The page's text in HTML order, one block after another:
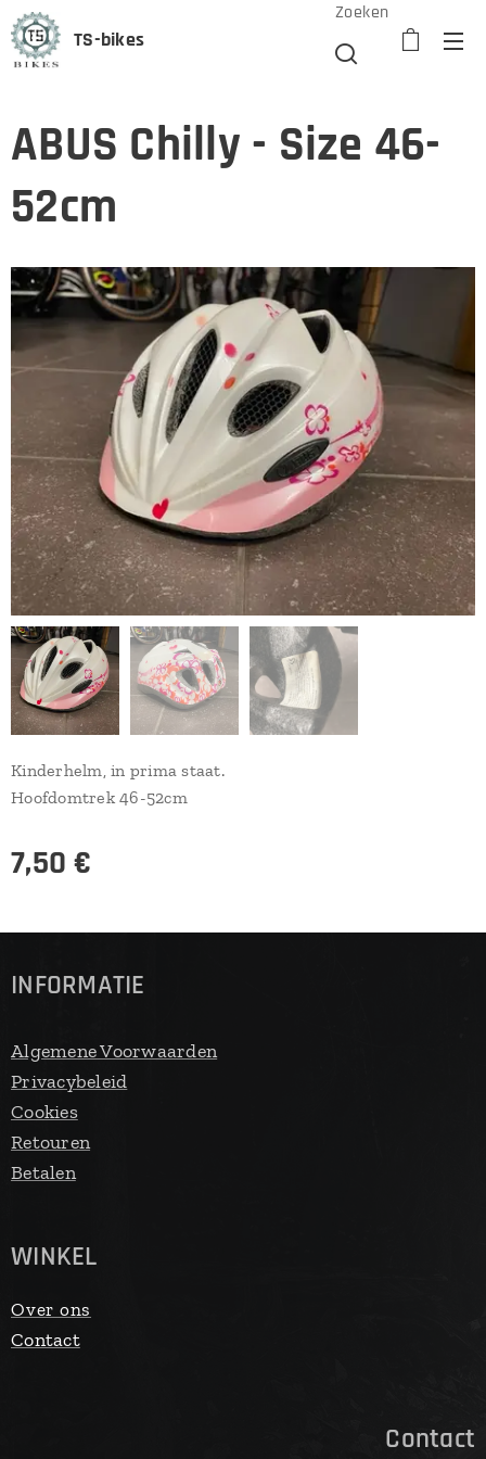
TS-bikes
Zoeken
ABUS Chilly - Size 46-
52cm
Kinderhelm, in prima staat.
Hoofdomtrek 46-52cm
7,50 €
INFORMATIE
Algemene Voorwaarden
Privacybeleid
Cookies
Retouren
Betalen
WINKEL
Over ons
Contact
Contact